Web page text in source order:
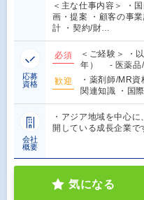
＜主な仕事内容＞ ・
画・提案 ・顧客の事
計 ・契約/財…
応募
資格
必須
＜ご経験＞ ・
年） - 医薬品/
歓迎
・薬剤師/MR
関連知識 ・国
会社
概要
・アジア地域を中心
開している成長企業
気になる